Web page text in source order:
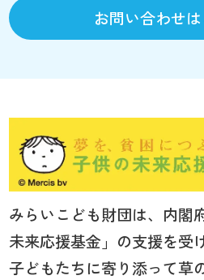
お問い合わせ
みらいこども財団は、内閣
未来応援基金」の支援を受
子どもたちに寄り添って草